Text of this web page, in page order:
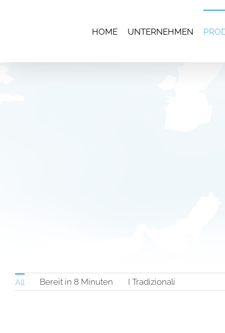
HOME UNTERNEHMEN
All Bereit in 8 Minuten I Tradizionali